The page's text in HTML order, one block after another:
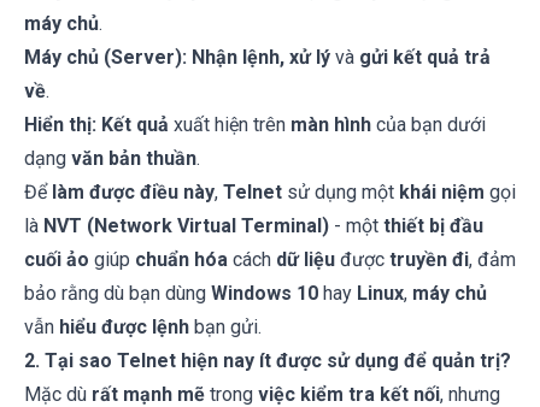
máy chủ.
Máy chủ (Server): Nhận lệnh, xử lý và gửi kết quả trả
về.
Hiển thị: Kết quả xuất hiện trên màn hình của bạn dưới
dạng văn bản thuần.
Để làm được điều này, Telnet sử dụng một khái niệm gọi
là NVT (Network Virtual Terminal) - một thiết bị đầu
cuối ảo giúp chuẩn hóa cách dữ liệu được truyền đi, đảm
bảo rằng dù bạn dùng Windows 10 hay Linux, máy chủ
vẫn hiểu được lệnh bạn gửi.
2. Tại sao Telnet hiện nay ít được sử dụng để quản trị?
Mặc dù rất mạnh mẽ trong việc kiểm tra kết nối, nhưng